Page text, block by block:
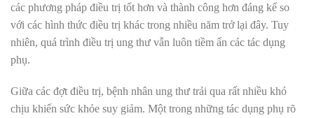
các phương pháp điều trị tốt hơn và thành công hơn đáng kể so
với các hình thức điều trị khác trong nhiều năm trở lại đây. Tuy
nhiên, quá trình điều trị ung thư vẫn luôn tiềm ẩn các tác dụng
phụ.
Giữa các đợt điều trị, bệnh nhân ung thư trải qua rất nhiều khó
chịu khiến sức khỏe suy giảm. Một trong những tác dụng phụ rõ